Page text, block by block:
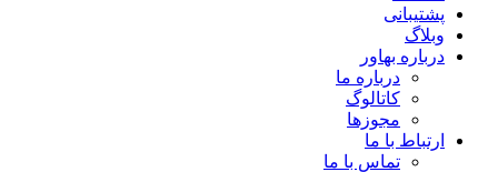
پشتیبانی
وبلاگ
درباره بهاور
درباره ما
کاتالوگ
مجوزها
ارتباط با ما
تماس با ما